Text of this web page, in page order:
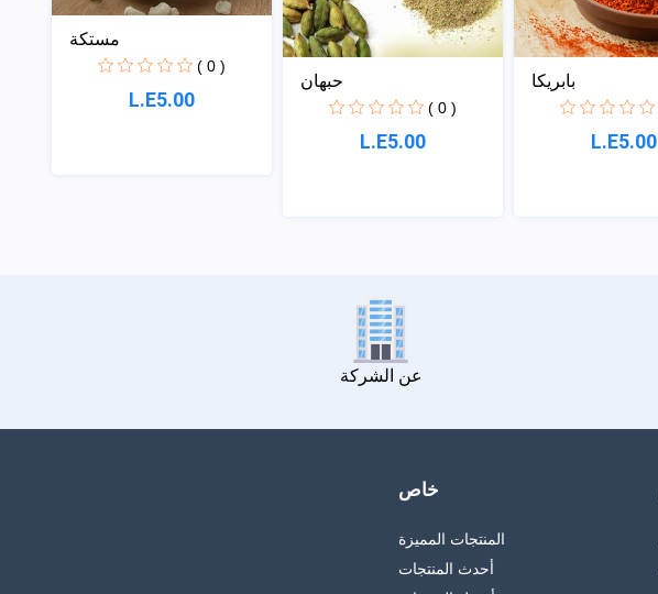
مستكة
( 0 )
L.E5.00
حبهان
( 0 )
L.E5.00
بابريكا
L.E5.00
عن الشركة
خاص
المنتجات المميزة
أحدث المنتجات